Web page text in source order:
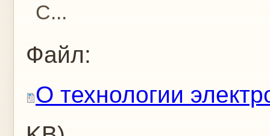
С...
Файл:
О технологии